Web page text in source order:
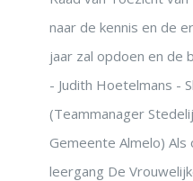
naar de kennis en de
jaar zal opdoen en de
- Judith Hoetelmans -
(Teammanager
Gemeente Almelo)
leergang De